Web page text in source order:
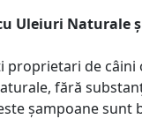
Uleiuri Naturale
proprietari de câini
fără
șampoane sunt